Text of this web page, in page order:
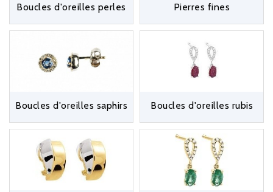
Boucles d'oreilles perles Pierres fines
Boucles d'oreilles saphirs Boucles d'oreilles rubis